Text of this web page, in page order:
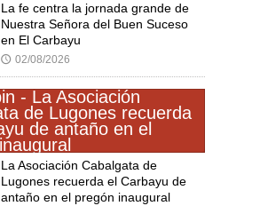
La fe centra la jornada grande de
Nuestra Señora del Buen Suceso
en El Carbayu
🕔 02/08/2026
La Asociación Cabalgata de
Lugones recuerda el Carbayu de
antaño en el pregón inaugural